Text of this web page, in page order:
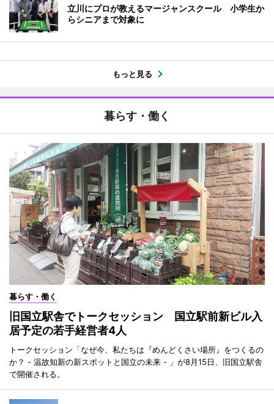
立川にプロが教えるマージャンスクール 小学生か
らシニアまで対象に
もっと見る
暮らす・働く
暮らす・働く
旧国立駅舎でトークセッション 国立駅前新ビル入
居予定の若手経営者4人
トークセッション「なぜ今、私たちは『めんどくさい場所』をつくるの
か？ - 温故知新の新スポットと国立の未来 - 」が8月15日、旧国立駅舎
で開催される。